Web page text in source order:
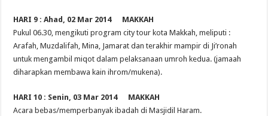
HARI 9 : Ahad, 02 Mar 2014 MAKKAH
Pukul 06.30, mengikuti program city tour kota Makkah, meliputi :
Arafah, Muzdalifah, Mina, Jamarat dan terakhir mampir di Ji’ronah
untuk mengambil miqot dalam pelaksanaan umroh kedua. (jamaah
diharapkan membawa kain ihrom/mukena).
HARI 10 : Senin, 03 Mar 2014 MAKKAH
Acara bebas/memperbanyak ibadah di Masjidil Haram.